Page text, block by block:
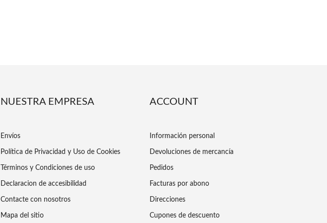
NUESTRA EMPRESA
Envíos
Política de Privacidad y Uso de Cookies
Términos y Condiciones de uso
Declaracion de accesibilidad
Contacte con nosotros
Mapa del sitio
ACCOUNT
Información personal
Devoluciones de mercancía
Pedidos
Facturas por abono
Direcciones
Cupones de descuento